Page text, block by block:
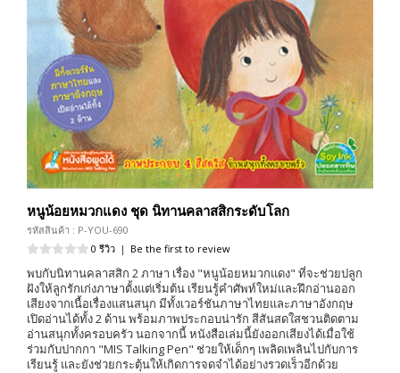
หนูน้อยหมวกแดง ชุด นิทานคลาสสิกระดับโลก
รหัสสินค้า : P-YOU-690
0 รีวิว | Be the first to review
พบกับนิทานคลาสสิก 2 ภาษา เรื่อง "หนูน้อยหมวกแดง" ที่จะช่วยปลูก
ฝังให้ลูกรักเก่งภาษาตั้งแต่เริ่มต้น เรียนรู้คำศัพท์ใหม่และฝึกอ่านออก
เสียงจากเนื้อเรื่องแสนสนุก มีทั้งเวอร์ชันภาษาไทยและภาษาอังกฤษ
เปิดอ่านได้ทั้ง 2 ด้าน พร้อมภาพประกอบน่ารัก สีสันสดใสชวนติดตาม
อ่านสนุกทั้งครอบครัว นอกจากนี้ หนังสือเล่มนี้ยังออกเสียงได้เมื่อใช้
ร่วมกับปากกา "MIS Talking Pen" ช่วยให้เด็กๆ เพลิดเพลินไปกับการ
เรียนรู้ และยังช่วยกระตุ้นให้เกิดการจดจำได้อย่างรวดเร็วอีกด้วย